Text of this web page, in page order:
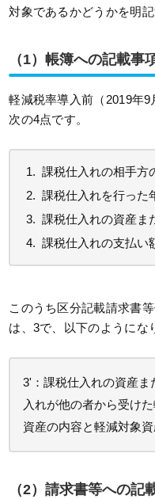
対象であるかどうかを明
（1）帳簿への記載事
軽減税率導入前（2019年9
次の4点です。
課税仕入れの相手方
課税仕入れを行った
課税仕入れの資産ま
課税仕入れの支払い
このうち区分記載請求書
は、3で、以下のようにな
3'：課税仕入れの資産
入れが他の者から受け
資産の内容と軽減対象
（2）請求書等への記